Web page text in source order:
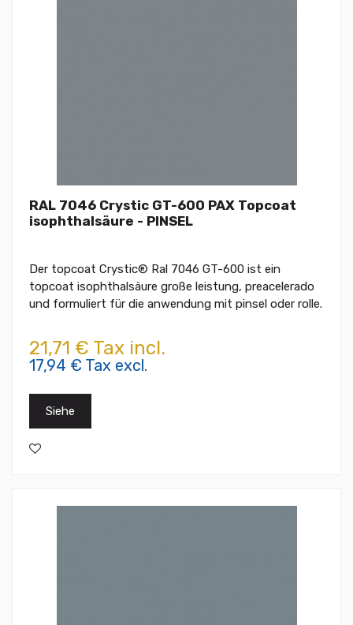
RAL 7046 Crystic GT-600 PAX Topcoat
isophthalsäure - PINSEL
Der topcoat Crystic® Ral 7046 GT-600 ist ein
topcoat isophthalsäure große leistung, preacelerado
und formuliert für die anwendung mit pinsel oder rolle.
21,71 € Tax incl.
17,94 € Tax excl.
Siehe